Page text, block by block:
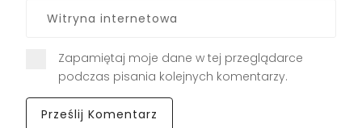
Zapamiętaj moje dane w tej przeglądarce
podczas pisania kolejnych komentarzy.